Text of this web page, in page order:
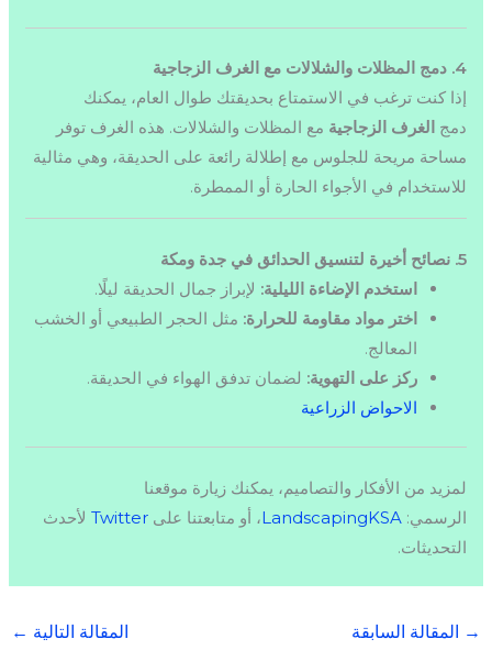
4. دمج المظلات والشلالات مع الغرف الزجاجية
إذا كنت ترغب في الاستمتاع بحديقتك طوال العام، يمكنك
دمج الغرف الزجاجية مع المظلات والشلالات. هذه الغرف توفر
مساحة مريحة للجلوس مع إطلالة رائعة على الحديقة، وهي مثالية
للاستخدام في الأجواء الحارة أو الممطرة.
5. نصائح أخيرة لتنسيق الحدائق في جدة ومكة
استخدم الإضاءة الليلية: لإبراز جمال الحديقة ليلًا.
اختر مواد مقاومة للحرارة: مثل الحجر الطبيعي أو الخشب
المعالج.
ركز على التهوية: لضمان تدفق الهواء في الحديقة.
الاحواض الزراعية
لمزيد من الأفكار والتصاميم، يمكنك زيارة موقعنا
الرسمي: LandscapingKSA، أو متابعتنا علىTwitter لأحدث
التحديثات.
→ المقالة السابقة المقالة التالية ←